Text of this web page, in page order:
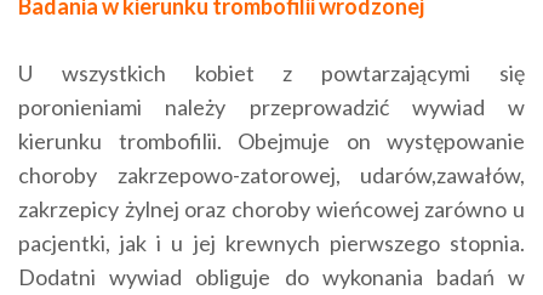
Badania w kierunku trombofilii wrodzonej
U wszystkich kobiet z powtarzającymi się
poronieniami należy przeprowadzić wywiad w
kierunku trombofilii. Obejmuje on występowanie
choroby zakrzepowo-zatorowej, udarów,zawałów,
zakrzepicy żylnej oraz choroby wieńcowej zarówno u
pacjentki, jak i u jej krewnych pierwszego stopnia.
Dodatni wywiad obliguje do wykonania badań w